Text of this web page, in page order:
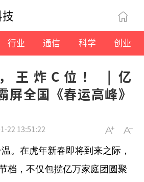
行业 通信 科学 创业
王炸C位！ | 亿
全国《春运高峰》
22 13:51:22
。在虎年新春即将到来之际，
档，不仅包揽亿万家庭团圆聚